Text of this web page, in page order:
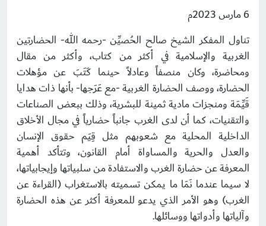
6 مارس 2023م
تناول المفكر الشيخ صالح الحُصيِّن -رحمه الله- الحضارتين
الغربية والإسلامية في أكثر من كتاب، وأكثر من مقال
ومحاضرة، وكان منصفاً وعادلاً حينما كَتَبَ عن مؤهلات
الحضارة، ووصف الحضارة الغربية -مع عَرَجها- بأنها ذات هدايا
قَيِّمَة ومنجزات مادية ثمينة للبشرية، وذلك ببعض الصناعات
والتقنيات، كما أن لدى الغرب جانباً حضارياً في مجال الأخلاق
الداخلية المحلية مع شعوبهم مثل قِيَم حقوق الإنسان
والعدل والحرية والمساواة أمام القانون، وتتأكد أهمية
المعرفة عن حضارة الغرب والاستفادة من سلبياتها وإيجابياتها،
لا سيما عندما نَمَا ‏ما يمكن تسميته بالاستغراب (القراءة عن
الغرب) وهو الأمر الذي يدعو للمعرفة أكثر عن هذه الحضارة
وآلياتها ‏وأدواتها ووسائلها.